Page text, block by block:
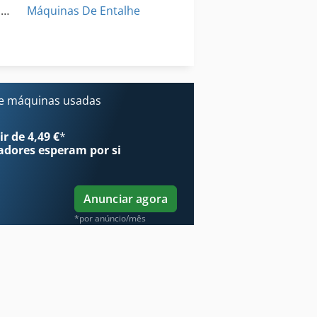
Máquina De Perfuração De Múltiplos
Máquinas De Entalhe
máquinas usadas
de 4,49 €*
esperam por si
Anunciar agora
*por anúncio/mês